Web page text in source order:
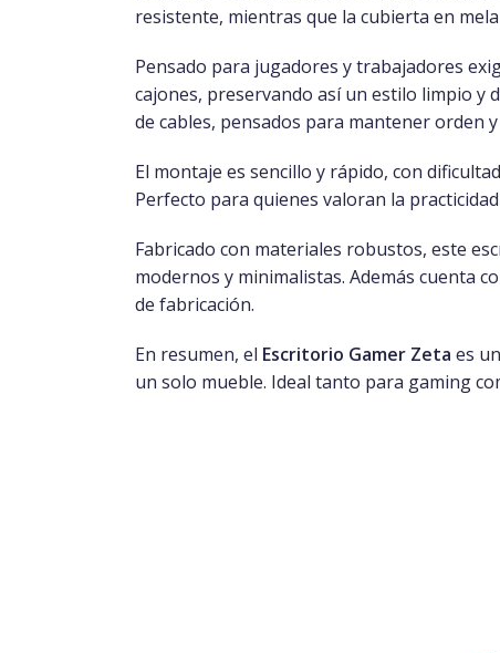
resistente, mientras que la cubierta en
Pensado para jugadores y trabajadores
cajones, preservando así un estilo limpio y
de cables, pensados para mantener orden
El montaje es sencillo y rápido, con
Perfecto para quienes valoran la
Fabricado con materiales robustos, este
modernos y minimalistas. Además cuenta
de fabricación.
En resumen, el Escritorio Gamer Zeta es
un solo mueble. Ideal tanto para gaming